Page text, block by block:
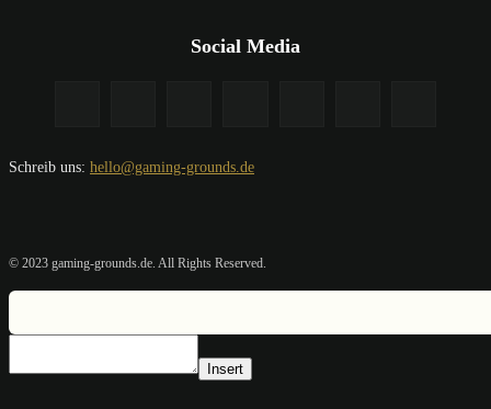
Social Media
Schreib uns: hello@gaming-grounds.de
© 2023 gaming-grounds.de. All Rights Reserved.
Insert